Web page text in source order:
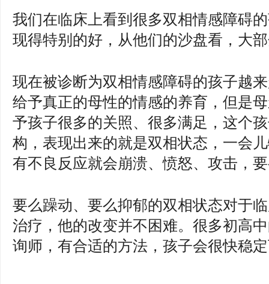
我们在临床上看到很多双相情感障碍
现得特别的好，从他们的沙盘看，大
现在被诊断为双相情感障碍的孩子越
给予真正的母性的情感的养育，但是
予孩子很多的关照、很多满足，这个
构，表现出来的就是双相状态，一会
有不良反应就会崩溃、愤怒、攻击，
要么躁动、要么抑郁的双相状态对于
治疗，他的改变并不困难。很多初高
询师，有合适的方法，孩子会很快稳